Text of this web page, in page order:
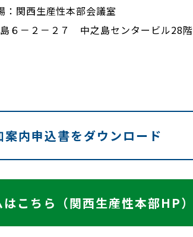
：関西生産性本部会議室
６－２－２７ 中之島センタービル28
案内申込書をダウンロード
はこちら（関西生産性本部HP